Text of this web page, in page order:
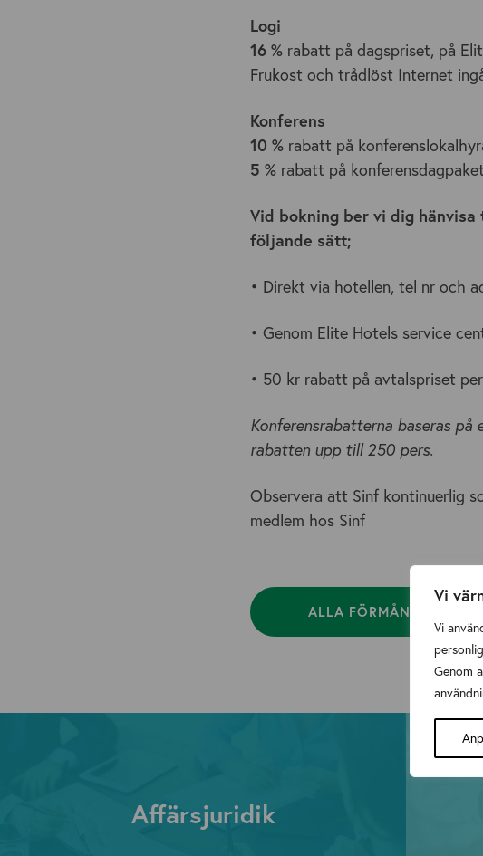
Vi
Vi
Genom
Logi
16 % rabatt på dagspriset, på
Frukost och trådlöst Internet
Konferens
10 % rabatt på
5 % rabatt på konferensdagpaket
Vid bokning ber vi dig
följande sätt;
• Direkt via hotellen, tel nr och
• Genom Elite Hotels service
• 50 kr rabatt på avtalspriset
Konferensrabatterna baseras
rabatten upp till 250 pers.
Observera att Sinf kontinuerlig
medlem hos Sinf
ALLA
Affärsjuridik